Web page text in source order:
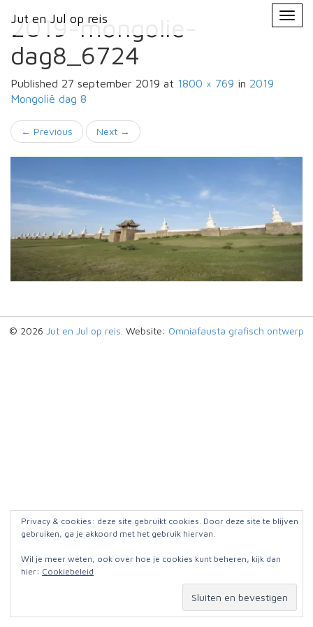
Jut en Jul op reis
Primary
Menu
Jut en Jul op reis
2019-mongolie-
dag8_6724
Published 27 september 2019 at 1800 × 769 in 2019
Mongolië dag 8
← Previous Next →
© 2026 Jut en Jul op reis . Website: Omniafausta grafisch ontwerp
Privacy & cookies: deze site gebruikt cookies. Door deze site te blijven
gebruiken, ga je akkoord met het gebruik hiervan.
Wil je meer weten, ook over hoe je cookies kunt beheren, kijk dan
hier: Cookiebeleid